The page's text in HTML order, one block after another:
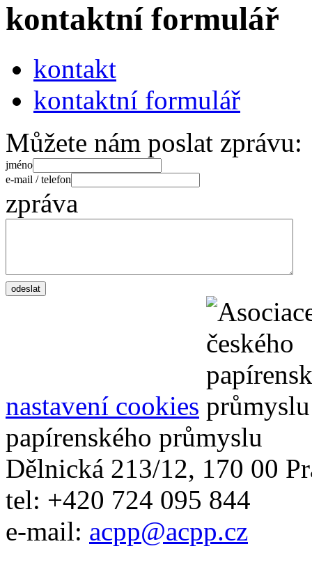
kontaktní formulář
kontakt
kontaktní formulář
Můžete nám poslat zprávu:
jméno
e-mail / telefon
zpráva
nastavení cookies
papírenského průmyslu
Dělnická 213/12, 170 00
tel: +420 724 095 844
e-mail: acpp@acpp.cz